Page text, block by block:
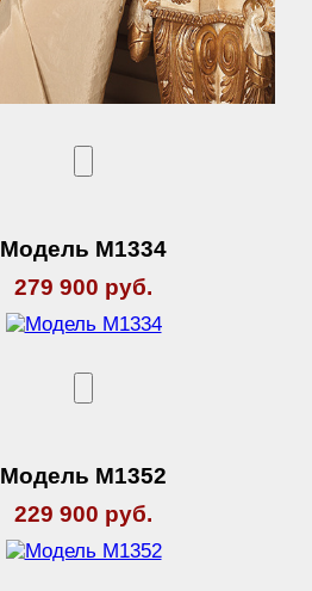
Модель М1334
279 900 руб.
Модель М1352
229 900 руб.